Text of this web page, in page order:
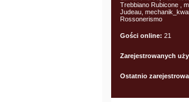
Trebbiano Rubicone ,
Judeau,
Rossonerismo
Gości online: 21
Zarejestrowanych
Ostatnio